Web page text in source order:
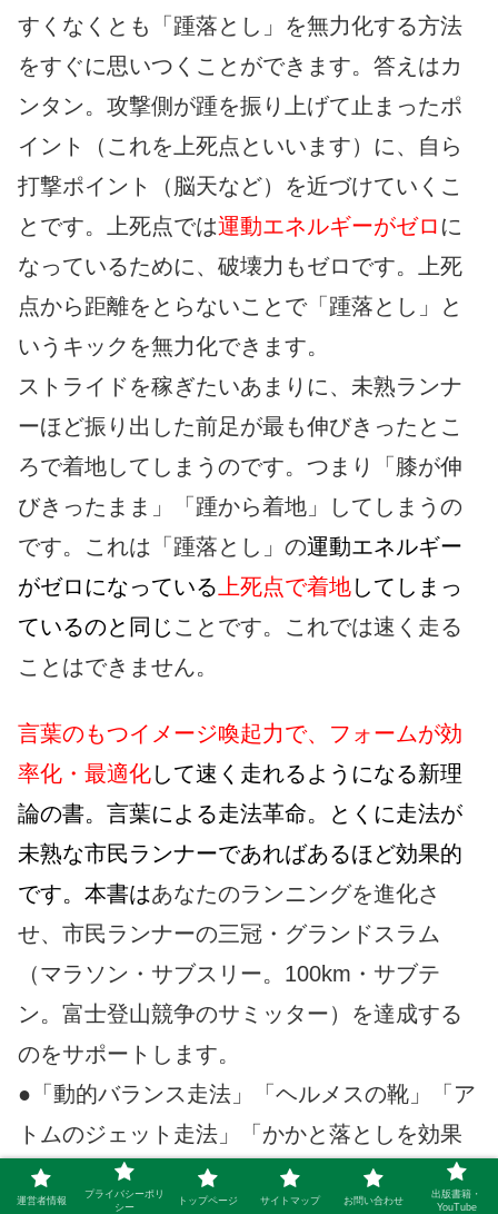
すくなくとも「踵落とし」を無力化する方法
をすぐに思いつくことができます。答えはカ
ンタン。攻撃側が踵を振り上げて止まったポ
イント（これを上死点といいます）に、自ら
打撃ポイント（脳天など）を近づけていくこ
とです。上死点では運動エネルギーがゼロ に
なっているために、破壊力もゼロです。上死
点から距離をとらないことで「踵落とし」と
いうキックを無力化できます。
ストライドを稼ぎたいあまりに、未熟ランナ
ーほど振り出した前足が最も伸びきったとこ
ろで着地してしまうのです。つまり「膝が伸
びきったまま」「踵から着地」してしまうの
です。これは「踵落とし」の運動エネルギー
がゼロになっている 上死点で着地してしまっ
ているのと同じ ことです。これでは速く走る
ことはできません。
言葉のもつイメージ喚起力で、フォームが効
率化・最適化して速く走れるようになる新理
論の書。言葉による走法革命。とくに走法が
未熟な市民ランナーであればあるほど効果的
です。本書はあなたのランニングを進化さ
せ、市民ランナーの三冠・グランドスラム
（マラソン・サブスリー。100km・サブテ
ン。富士登山競争のサミッター）を達成する
のをサポートします。
●「動的バランス走法」「ヘルメスの靴」「ア
トムのジェット走法」「かかと落としを効果
的に決める走法」「ハサミは両方に開かれる
運営者情報
プライバシーポリ
シー
トップページ サイトマップ お問い合わせ
出版書籍・
YouTube